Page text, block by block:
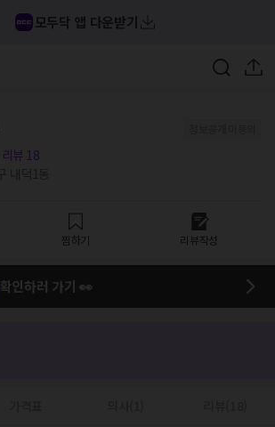
모두닥 앱 다운받기
리뷰 18
찜하기 리뷰작성
확인하러 가기 👀